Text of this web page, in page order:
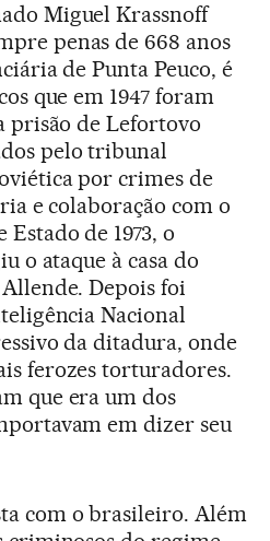
Miguel Krassnoff
penas de 668 anos
de Punta Peuco, é
que em 1947 foram
prisão de Lefortovo
pelo tribunal
por crimes de
e colaboração com o
de 1973, o
o ataque à casa do
Depois foi
Nacional
da ditadura, onde
ferozes torturadores.
que era um dos
em dizer seu
com o brasileiro. Além